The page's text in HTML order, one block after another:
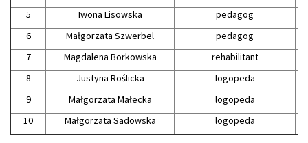
5
Iwona Lisowska
pedagog
6
Małgorzata Szwerbel
pedagog
7
Magdalena Borkowska
rehabilitant
8
Justyna Roślicka
logopeda
9
Małgorzata Małecka
logopeda
10
Małgorzata Sadowska logopeda